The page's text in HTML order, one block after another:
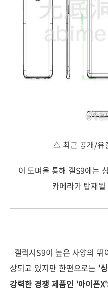
△ 최근 공개/유
이 도며을 통해 갤S9에는
카메라가 탑재
갤럭시S9이 높은 사양의 뛰
상되고 있지만 한편으로는 '
강력한 경쟁 제품인 '아이폰